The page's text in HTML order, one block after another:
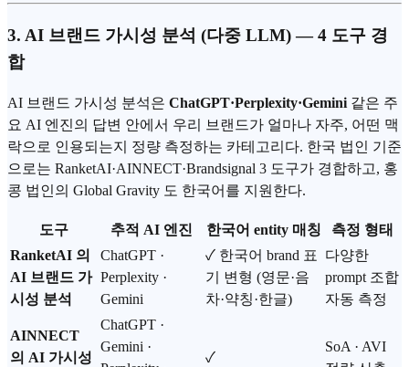
3. AI 브랜드 가시성 분석 (다중 LLM) — 4 도구 경
합
AI 브랜드 가시성 분석은 ChatGPT·Perplexity·Gemini 같은 주
요 AI 엔진의 답변 안에서 우리 브랜드가 얼마나 자주, 어떤 맥
락으로 인용되는지 정량 측정하는 카테고리다. 한국 법인 기준
으로는 RanketAI·AINNECT·Brandsignal 3 도구가 경합하고, 홍
콩 법인의 Global Gravity 도 한국어를 지원한다.
도구 추적 AI 엔진 한국어 entity 매칭
측정 형태
RanketAI 의
AI 브랜드 가
시성 분석
ChatGPT ·
Perplexity ·
Gemini
✓ 한국어 brand 표
기 변형 (영문·음
차·약칭·한글)
다양한
prompt 조합
자동 측정
AINNECT
의 AI 가시성
ChatGPT ·
Gemini ·
✓
SoA · AVI